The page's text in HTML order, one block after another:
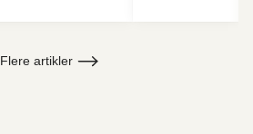
Flere artikler